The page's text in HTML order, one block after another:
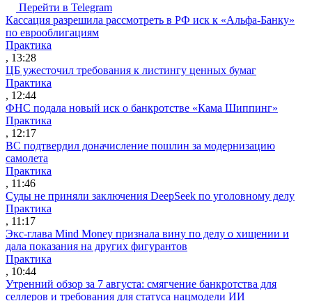
Перейти в Telegram
Кассация разрешила рассмотреть в РФ иск к «Альфа-Банку»
по еврооблигациям
Практика
, 13:28
ЦБ ужесточил требования к листингу ценных бумаг
Практика
, 12:44
ФНС подала новый иск о банкротстве «Кама Шиппинг»
Практика
, 12:17
ВС подтвердил доначисление пошлин за модернизацию
самолета
Практика
, 11:46
Суды не приняли заключения DeepSeek по уголовному делу
Практика
, 11:17
Экс-глава Mind Money признала вину по делу о хищении и
дала показания на других фигурантов
Практика
, 10:44
Утренний обзор за 7 августа: смягчение банкротства для
селлеров и требования для статуса нацмодели ИИ